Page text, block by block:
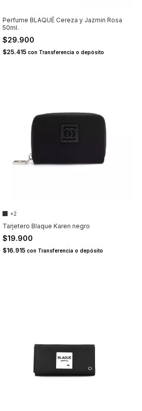
Perfume BLAQUÉ Cereza y Jazmin Rosa
50ml.
$29.900
$25.415 con Transferencia o depósito
+2
Tarjetero Blaque Karen negro
$19.900
$16.915 con Transferencia o depósito